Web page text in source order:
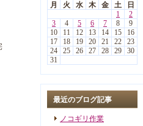
月
火 水 木 金 土
日
1
2
3
4 5 6 7 8
9
10
11 12 13 14 15
16
17
18 19 20 21 22
23
24
25 26 27 28 29
30
31
最近のブログ記事
ノコギリ作業